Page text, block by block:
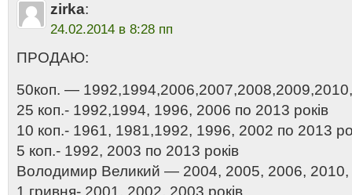
zirka:
24.02.2014 в 8:28 пп
ПРОДАЮ:
50коп. —
25 коп.- 1992,1994, 1996, 2006 по 2013 років
10 коп.- 1961, 1981,1992, 1996, 2002 по 2013
5 коп.- 1992, 2003 по 2013 років
Володимир Великий — 2004, 2005, 2006, 2010,
1 гривня- 2001, 2002, 2003 років